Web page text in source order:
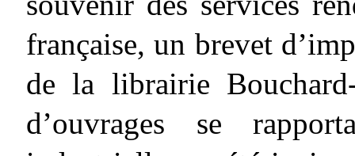
française, un brevet
de la librairie
d’ouvrages se